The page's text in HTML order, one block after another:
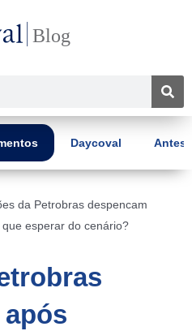
Daycoval Antes
da Petrobras despencam
esperar do cenário?